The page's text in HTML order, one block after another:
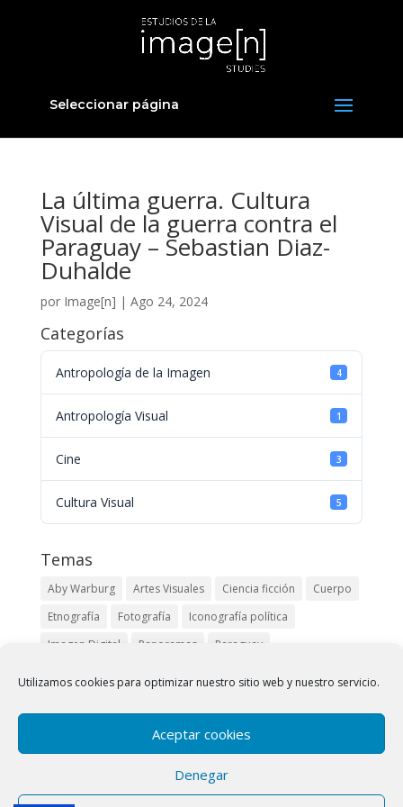
Utilizamos cookies para optimizar nuestro sitio web y nuestro servicio.
Aceptar cookies
Denegar
Seleccionar página
La última guerra. Cultura
Visual de la guerra contra el
Paraguay – Sebastian Diaz-
Duhalde
por Image[n] | Ago 24, 2024
Categorías
Antropología de la Imagen 4
Antropología Visual 1
Cine 3
Cultura Visual 5
Temas
Aby Warburg Artes Visuales Ciencia ficción
Cuerpo
Etnografía
Fotografía
Iconografía política
Imagen Digital
Panoramas
Paraguay